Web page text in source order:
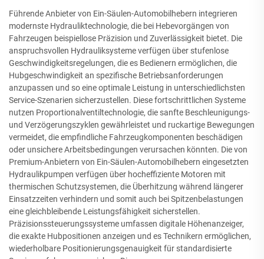
Führende Anbieter von Ein-Säulen-Automobilhebern integrieren
modernste Hydrauliktechnologie, die bei Hebevorgängen von
Fahrzeugen beispiellose Präzision und Zuverlässigkeit bietet. Die
anspruchsvollen Hydrauliksysteme verfügen über stufenlose
Geschwindigkeitsregelungen, die es Bedienern ermöglichen, die
Hubgeschwindigkeit an spezifische Betriebsanforderungen
anzupassen und so eine optimale Leistung in unterschiedlichsten
Service-Szenarien sicherzustellen. Diese fortschrittlichen Systeme
nutzen Proportionalventiltechnologie, die sanfte Beschleunigungs-
und Verzögerungszyklen gewährleistet und ruckartige Bewegungen
vermeidet, die empfindliche Fahrzeugkomponenten beschädigen
oder unsichere Arbeitsbedingungen verursachen könnten. Die von
Premium-Anbietern von Ein-Säulen-Automobilhebern eingesetzten
Hydraulikpumpen verfügen über hocheffiziente Motoren mit
thermischen Schutzsystemen, die Überhitzung während längerer
Einsatzzeiten verhindern und somit auch bei Spitzenbelastungen
eine gleichbleibende Leistungsfähigkeit sicherstellen.
Präzisionssteuerungssysteme umfassen digitale Höhenanzeiger,
die exakte Hubpositionen anzeigen und es Technikern ermöglichen,
wiederholbare Positionierungsgenauigkeit für standardisierte